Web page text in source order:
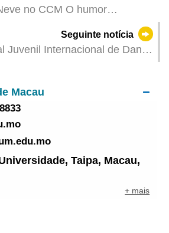
no CCM O humor
Seguinte notícia
Juvenil Internacional de Dança
pessoas
Macau
Taipa, Macau,
+ mais